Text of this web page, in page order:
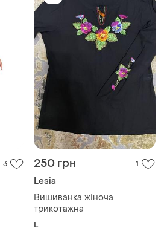
3 250 грн 1
Lesia
Вишиванка жіноча
трикотажна
L